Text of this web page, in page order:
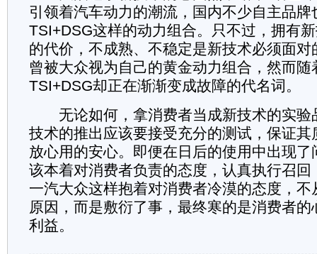
引领着汽车动力的潮流，国内不少自主品牌
TSI+DSG这样的动力组合。只不过，拥有
的代价，不成熟、不稳定是新技术必须面对
曾被大众视为自己的黄金动力组合，然而
TSI+DSG却正在渐渐变成故障的代名词。
无论如何，拿消费者当成新技术的实验
技术的推出应该要接受充分的测试，保证
放心用的安心。即便在日后的使用中出现
该本着对消费者负责的态度，认真执行召
一汽大众这样抱着对消费者冷漠的态度，
原因，而是敷衍了事，最终寒的是消费者
利益。